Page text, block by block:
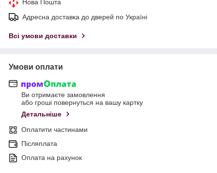
Нова Пошта
Адресна доставка до дверей по Україні
Всі умови доставки
Умови оплати
Ви отримаєте замовлення
або гроші повернуться на вашу картку
Детальніше
Оплатити частинами
Післяплата
Оплата на рахунок